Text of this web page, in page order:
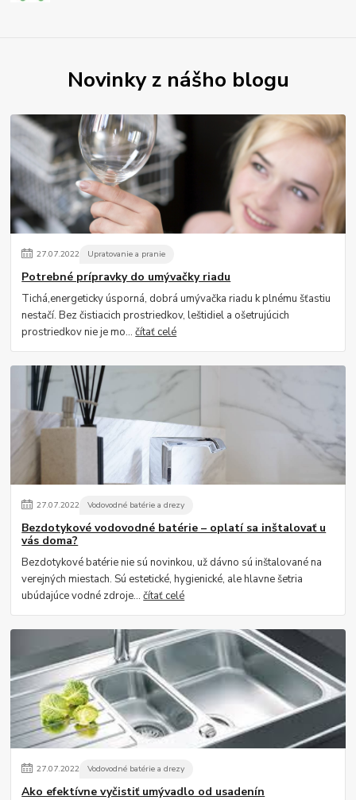
Novinky z nášho blogu
27.07.2022 Upratovanie a pranie
Potrebné prípravky do umývačky riadu
Tichá,energeticky úsporná, dobrá umývačka riadu k plnému šťastiu
nestačí. Bez čistiacich prostriedkov, leštidiel a ošetrujúcich
prostriedkov nie je mo...čítať celé
27.07.2022 Vodovodné batérie a drezy
Bezdotykové vodovodné batérie – oplatí sa inštalovať u
vás doma?
Bezdotykové batérie nie sú novinkou, už dávno sú inštalované na
verejných miestach. Sú estetické, hygienické, ale hlavne šetria
ubúdajúce vodné zdroje...čítať celé
27.07.2022 Vodovodné batérie a drezy
Ako efektívne vyčistiť umývadlo od usadenín